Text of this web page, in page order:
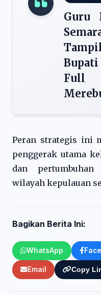
Guru
Full
Peran strategis ini
penggerak utama
dan
wilayah kepulauan
Bagikan Berita Ini:
WhatsApp
Email Copy